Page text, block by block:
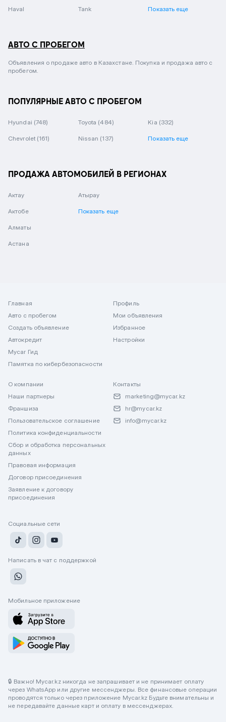
Haval Tank Показать еще
АВТО С ПРОБЕГОМ
Объявления о продаже авто в Казахстане. Покупка и продажа авто с
пробегом.
ПОПУЛЯРНЫЕ АВТО С ПРОБЕГОМ
Hyundai (748) Toyota (484) Kia (332)
Chevrolet (161) Nissan (137) Показать еще
ПРОДАЖА АВТОМОБИЛЕЙ В РЕГИОНАХ
Актау
Актобе
Алматы
Астана
Атырау
Показать еще
Главная
Авто с пробегом
Создать объявление
Автокредит
Mycar Гид
Памятка по кибербезопасности
Профиль
Мои объявления
Избранное
Настройки
О компании
Наши партнеры
Франшиза
Пользовательское соглашение
Политика конфиденциальности
Сбор и обработка персональных
данных
Правовая информация
Договор присоединения
Заявление к договору
присоединения
Контакты
marketing@mycar.kz
hr@mycar.kz
info@mycar.kz
Социальные сети
Написать в чат с поддержкой
Мобильное приложение
🔒 Важно! Mycar.kz никогда не запрашивает и не принимает оплату
через WhatsApp или другие мессенджеры. Все финансовые операции
проводятся только через приложение Mycar.kz Будьте внимательны и
не передавайте данные карт и оплату в мессенджерах.